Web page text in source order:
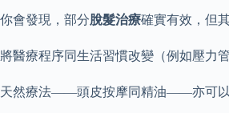
你會發現，部分脫髮治療確實有效，但
將醫療程序同生活習慣改變（例如壓力
天然療法——頭皮按摩同精油——亦可